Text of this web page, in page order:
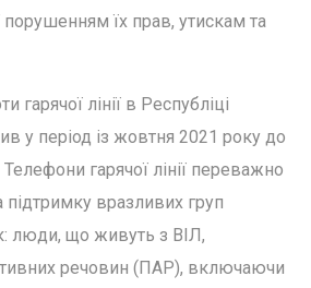
порушенням їх прав, утискам та
гарячої лінії в Республіці
у період із жовтня 2021 року до
гарячої лінії переважно
підтримку вразливих груп
люди, що живуть з ВІЛ,
речовин (ПАР), включаючи